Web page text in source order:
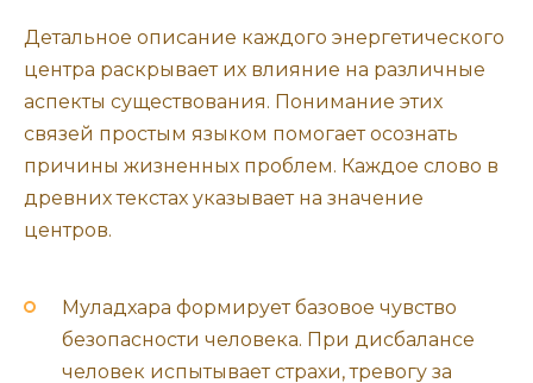
Детальное описание каждого энергетического
центра раскрывает их влияние на различные
аспекты существования. Понимание этих
связей простым языком помогает осознать
причины жизненных проблем. Каждое слово в
древних текстах указывает на значение
центров.
Муладхара формирует базовое чувство
безопасности человека. При дисбалансе
человек испытывает страхи, тревогу за